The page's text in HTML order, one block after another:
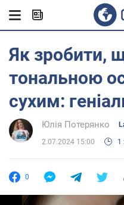
Як зробити,
тональною
сухим:
Юлія Потерянко
2.07.2024 15:00 1
0